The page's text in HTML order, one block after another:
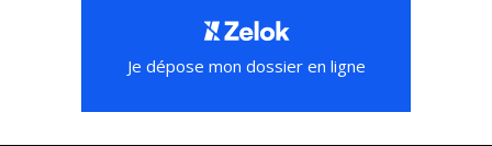
Je dépose mon dossier en ligne